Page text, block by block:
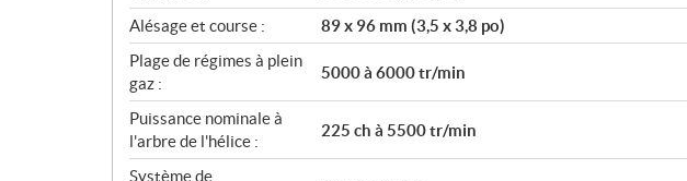
a
t
i
o
n
s
Alésage et course :
89 x 96 mm (3,5 x 3,8 po)
Plage de régimes à plein
gaz :
5000 à 6000 tr/min
Puissance nominale à
l'arbre de l'hélice :
225 ch à 5500 tr/min
Système de